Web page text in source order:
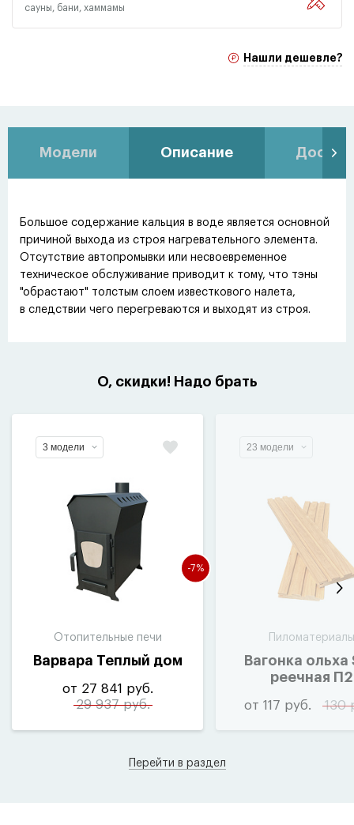
сауны, бани, хаммамы
Нашли дешевле?
Модели Описание
Большое содержание кальция в воде является основной
причиной выхода из строя нагревательного элемента.
Отсутствие автопромывки или несвоевременное
техническое обслуживание приводит к тому, что тэны
"обрастают" толстым слоем известкового налета,
в следствии чего перегреваются и выходят из строя.
О, скидки! Надо брать
3 модели
-7%
Отопительные печи
Варвара Теплый дом
от 27 841 руб.
29 937 руб.
23 модели
Пиломатериалы
Вагонка ольха
реечная П2
от 117 руб. 130
Перейти в раздел